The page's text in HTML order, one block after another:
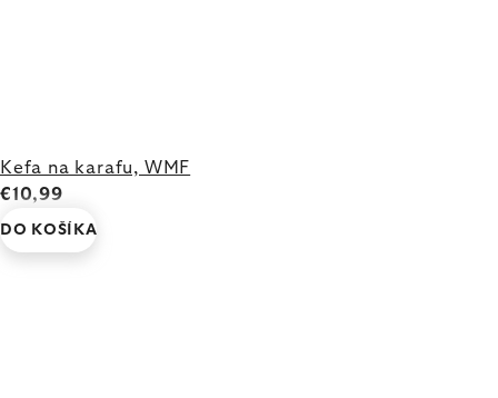
Kefa na karafu, WMF
€10,99
DO KOŠÍKA